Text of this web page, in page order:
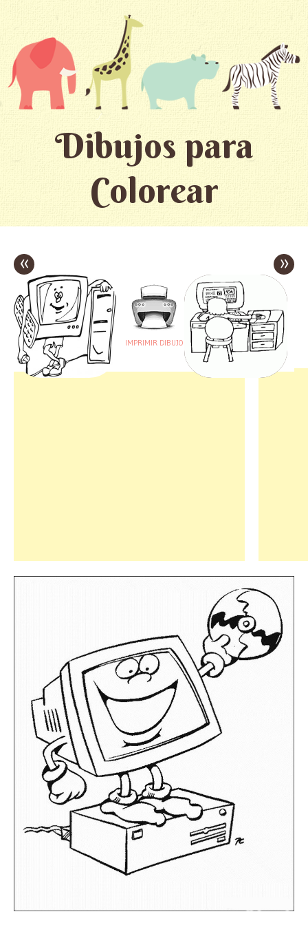
Dibujos para
Colorear
«
IMPRIMIR DIBUJO
»